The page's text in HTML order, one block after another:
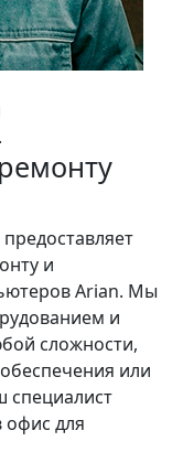
и
Arian. Мы
и
сложности,
или
для